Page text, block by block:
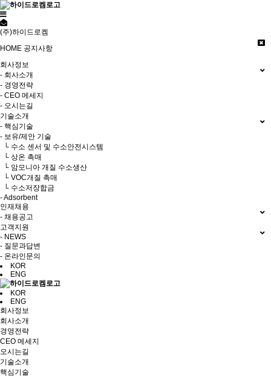
(주)하이드로켐
HOME 공지사항
회사정보
- 회사소개
- 경영전략
- CEO 메세지
- 오시는길
기술소개
- 핵심기술
- 보유/제안 기술
└ 수소 센서 및 수소안전시스템
└ 상온 촉매
└ 암모니아 개질 수소생산
└ VOC개질 촉매
└ 수소저장합금
- Adsorbent
인재채용
- 채용공고
고객지원
- NEWS
- 질문과답변
- 온라인문의
KOR
ENG
KOR
ENG
회사정보
회사소개
경영전략
CEO 메세지
오시는길
기술소개
핵심기술